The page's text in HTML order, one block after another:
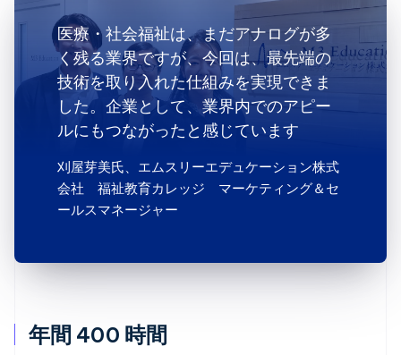
年間 400 時間
医療・社会福祉は、まだアナログが多
く残る業界ですが、今回は、最先端の
技術を取り入れた仕組みを実現できま
した。企業として、業界内でのアピー
ルにもつながったと感じています
刈屋芽美氏 、エムスリーエデュケーション株式
会社 福祉教育カレッジ マーケティング＆セ
ールスマネージャー